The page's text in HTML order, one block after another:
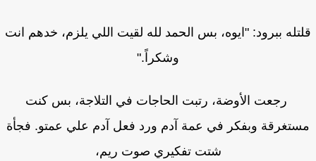
ببرود: "ايوه، بس الحمد لله لقيت اللي يلزم، خدهم انت
وشكراً."
رجعت الأوضة، رتبت الحاجات في التلاجة، بس كنت
وبفكر في عمة آدم ورد فعل آدم علي عمتو. فجأة
شتت تفكيري صوت ريم،